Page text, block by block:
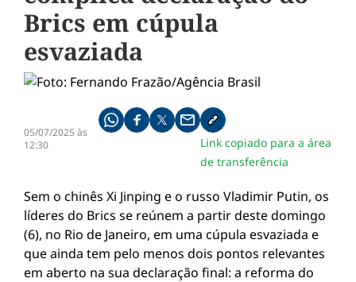
Brics em cúpula
esvaziada
05/07/2025 às
12:30
Compartilhe pelo whatsapp
Compartilhar no facebook
Compartilhar no twitter
Compartilhe pelo email
Copiar link da notícia
Link copiado para a área
de transferência
Sem o chinês Xi Jinping e o russo Vladimir Putin, os
líderes do Brics se reúnem a partir deste domingo
(6), no Rio de Janeiro, em uma cúpula esvaziada e
que ainda tem pelo menos dois pontos relevantes
em aberto na sua declaração final: a reforma do